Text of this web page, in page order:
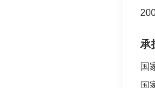
承
国
国